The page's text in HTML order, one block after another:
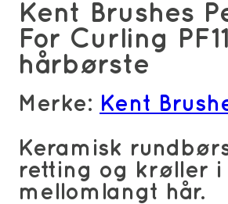
Kent Brushes
For Curling PF11
hårbørste
Merke: Kent
Keramisk
retting og krøller i
mellomlangt hår.